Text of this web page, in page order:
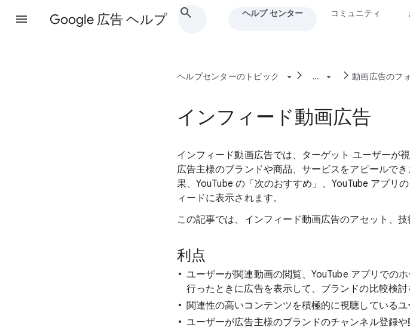
Google 広告 ヘルプ ヘルプ センター コミュニティ
ヘルプセンターのトピック ... 動画広告のフ
インフィード動画広告
インフィード動画広告では、ターゲット ユーザーが
広告主様のブランドや商品、サービスをアピールで
果、YouTube の「次のおすすめ」、YouTube アプリ
ィードに表示されます。
この記事では、インフィード動画広告のアセット、
利点
ユーザーが関連動画の閲覧、YouTube アプリでの
行ったときに広告を表示して、ブランドの比較検討
関連性の高いコンテンツを積極的に視聴しているユ
ユーザーが広告主様のブランドのチャンネル登録